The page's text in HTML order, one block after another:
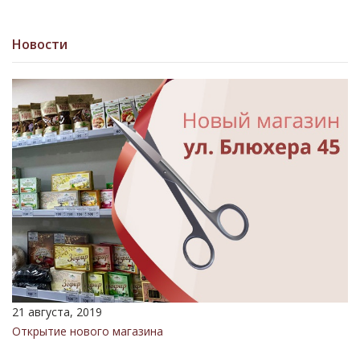
Новости
21 августа, 2019
Открытие нового магазина